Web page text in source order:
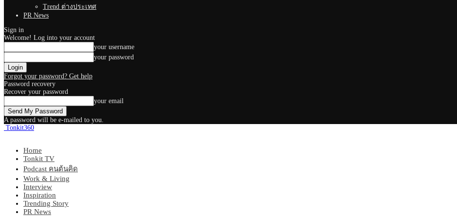
Trend ต่างประเทศ
PR News
Sign in
Welcome! Log into your account
your username
your password
Forgot your password? Get help
Password recovery
Recover your password
your email
A password will be e-mailed to you.
Tonkit360
Home
Tonkit TV
Podcast คนต้นคิด
Work & Living
Interview
Inspiration
Trending Story
PR News